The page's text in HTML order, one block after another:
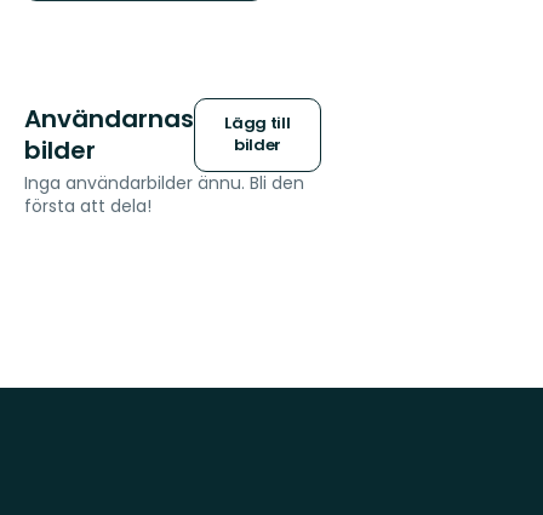
Användarnas
bilder
Lägg till
bilder
Inga användarbilder ännu. Bli den
första att dela!